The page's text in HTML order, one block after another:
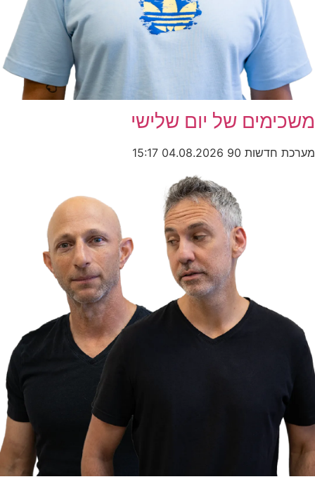
משכימים של יום שלישי
מערכת חדשות 90 04.08.2026
15:17